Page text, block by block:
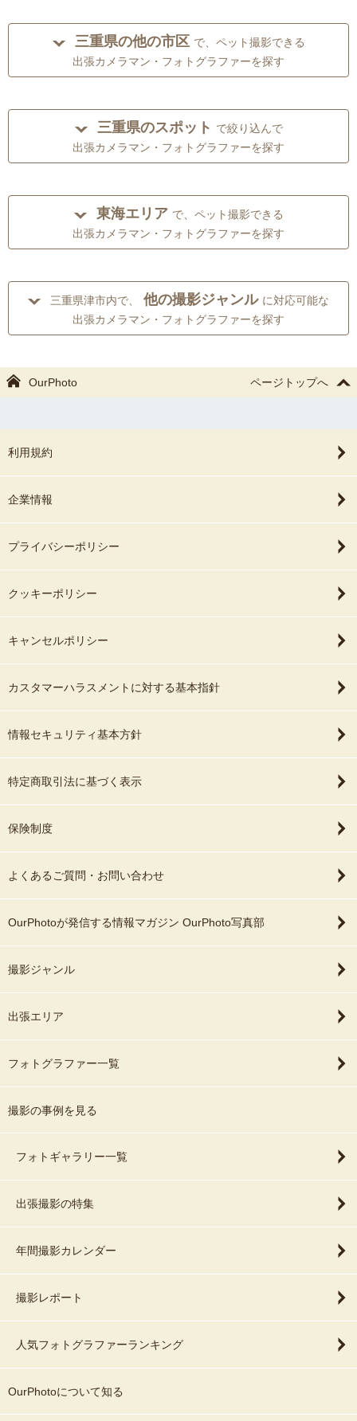
三重県の他の市区 で、ペット撮影できる
出張カメラマン・フォトグラファーを探す
三重県のスポット で絞り込んで
出張カメラマン・フォトグラファーを探す
東海エリア で、ペット撮影できる
出張カメラマン・フォトグラファーを探す
三重県津市内で、 他の撮影ジャンル に対応可能な
出張カメラマン・フォトグラファーを探す
OurPhoto ページトップへ
利用規約
企業情報
プライバシーポリシー
クッキーポリシー
キャンセルポリシー
カスタマーハラスメントに対する基本指針
情報セキュリティ基本方針
特定商取引法に基づく表示
保険制度
よくあるご質問・お問い合わせ
OurPhotoが発信する情報マガジン OurPhoto写真部
撮影ジャンル
出張エリア
フォトグラファー一覧
撮影の事例を見る
フォトギャラリー一覧
出張撮影の特集
年間撮影カレンダー
撮影レポート
人気フォトグラファーランキング
OurPhotoについて知る